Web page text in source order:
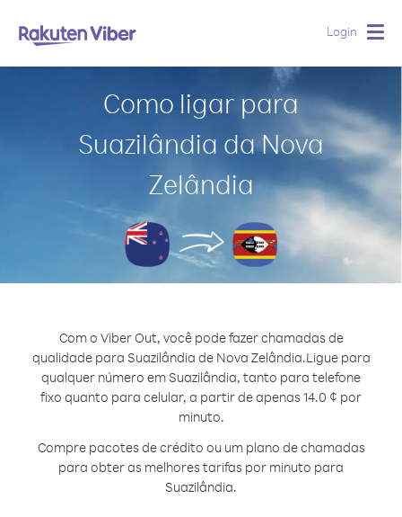
Login
Como ligar para
Suazilândia da Nova
Zelândia
Com o Viber Out, você pode fazer chamadas de
qualidade para Suazilândia de Nova Zelândia.Ligue para
qualquer número em Suazilândia, tanto para telefone
fixo quanto para celular, a partir de apenas 14.0 ¢ por
minuto.
Compre pacotes de crédito ou um plano de chamadas
para obter as melhores tarifas por minuto para
Suazilândia.